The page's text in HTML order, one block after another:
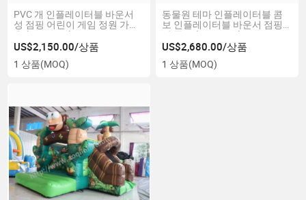
PVC 개 인플레이터블 바운서
성 점핑 어린이 게임 정원 가정
용 (AQ01711)
US$2,150.00/상품
1 상품(MOQ)
동물원 테마 인플레이터블 콤
보 인플레이터블 바운서 점핑
성 콤보 (AQ01632)
US$2,680.00/상품
1 상품(MOQ)